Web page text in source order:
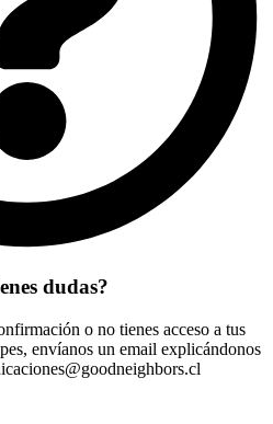
dudas?
o no tienes acceso a tus
envíanos un email explicándonos